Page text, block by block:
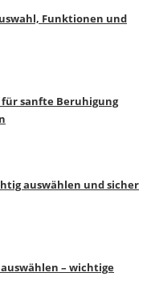
Funktionen und
sanfte Beruhigung
auswählen und sicher
– wichtige